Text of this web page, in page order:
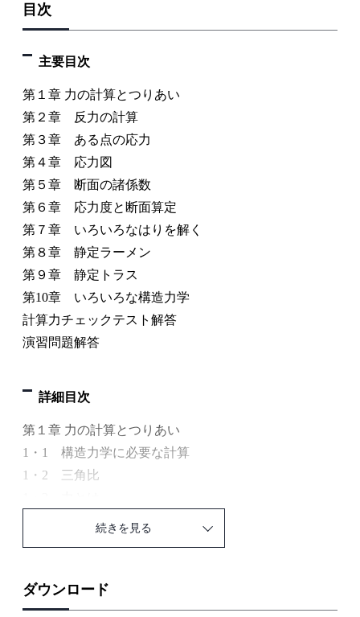
目次
主要目次
第１章 力の計算とつりあい
第２章 反力の計算
第３章 ある点の応力
第４章 応力図
第５章 断面の諸係数
第６章 応力度と断面算定
第７章 いろいろなはりを解く
第８章 静定ラーメン
第９章 静定トラス
第10章 いろいろな構造力学
計算力チェックテスト解答
演習問題解答
詳細目次
第１章 力の計算とつりあい
1・1 構造力学に必要な計算
1・2 三角比
1・4 力の合成
1・7 力のつりあい方程式
1・8 演習問題
続きを見る
ダウンロード